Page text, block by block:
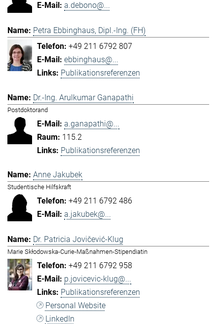
a.debono@...
Petra Ebbinghaus, Dipl.-Ing. (FH)
+49 211 6792 807
ebbinghaus@...
Publikationsreferenzen
Dr.-Ing. Arulkumar Ganapathi
Postdoktorand
a.ganapathi@...
115.2
Publikationsreferenzen
Anne Jakubek
Studentische Hilfskraft
+49 211 6792 486
a.jakubek@...
Dr. Patricia Jovičević-Klug
Marie Skłodowska-Curie-Maßnahmen-Stipendiatin
+49 211 6792 958
p.jovicevic-klug@...
Publikationsreferenzen
Personal Website
LinkedIn